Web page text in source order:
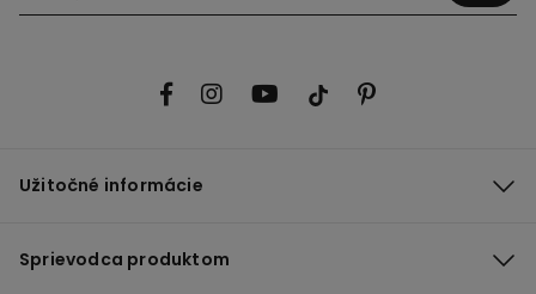
Užitočné informácie
Sprievodca produktom